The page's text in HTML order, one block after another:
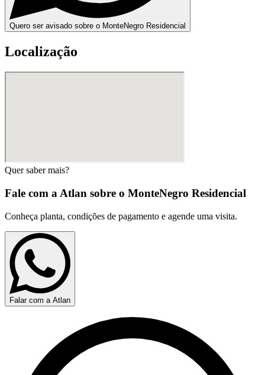
Quero ser avisado sobre o MonteNegro Residencial
Localização
Quer saber mais?
Fale com a Atlan sobre o MonteNegro Residencial
Conheça planta, condições de pagamento e agende uma visita.
Falar com a Atlan